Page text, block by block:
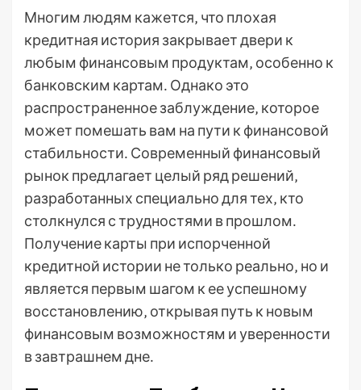
Многим людям кажется‚ что плохая
кредитная история закрывает двери к
любым финансовым продуктам‚ особенно к
банковским картам․ Однако это
распространенное заблуждение‚ которое
может помешать вам на пути к финансовой
стабильности․ Современный финансовый
рынок предлагает целый ряд решений‚
разработанных специально для тех‚ кто
столкнулся с трудностями в прошлом․
Получение карты при испорченной
кредитной истории не только реально‚ но и
является первым шагом к ее успешному
восстановлению‚ открывая путь к новым
финансовым возможностям и уверенности
в завтрашнем дне․